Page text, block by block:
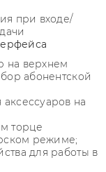
при входе/
на верхнем
абонентской
на
торце
режиме;
для работы в